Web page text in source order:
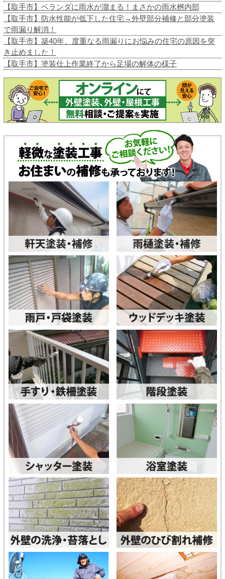
【取手市】ベランダに雨水が溜まる！まさかの雨水桝内部
【取手市】防水性能が低下した住宅→外壁部分補修と部分塗装
で雨漏り解消！
【取手市】築40年、度重なる雨漏りにお悩みの住宅の原因を突
き止めました！
【取手市】塗装仕上作業終了から足場の解体の様子